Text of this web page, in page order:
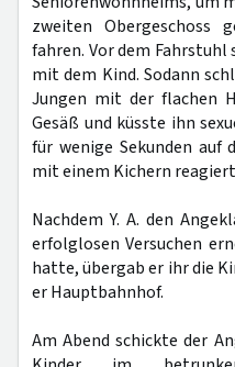
zweiten Obergeschoss
fahren. Vor dem
mit dem Kind. Sodann
Jungen mit der flachen
Gesäß und küsste ihn
für wenige Sekunden auf
mit einem Kichern
Nachdem Y. A. den
erfolglosen Versuchen
hatte, übergab er ihr die
er Hauptbahnhof.
Am Abend schickte der